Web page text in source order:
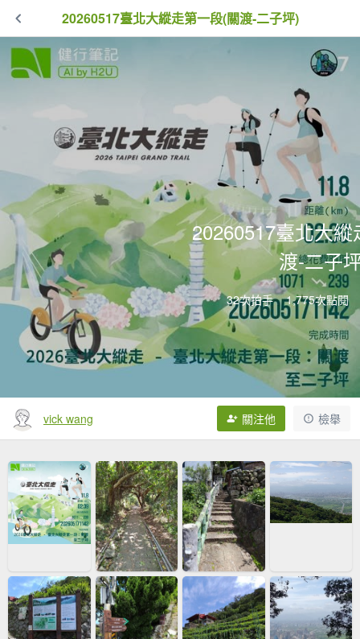
20260517臺北大縱走第一段(關渡-二子坪)
20260517臺北大
渡-二子
32次拍手 1,775次點閱
vick wang 關注他 檢舉